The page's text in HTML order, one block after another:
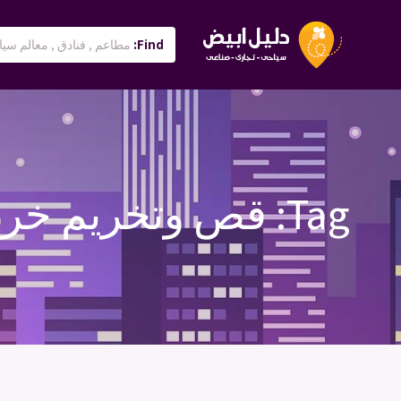
Find:
Tag: قص وتخريم